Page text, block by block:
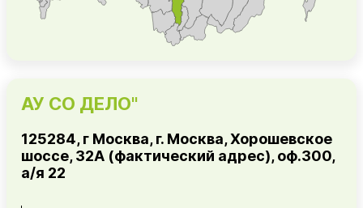
АУ СО ДЕЛО"
125284, г Москва, г. Москва, Хорошевское
шоссе, 32А (фактический адрес), оф.300,
а/я 22